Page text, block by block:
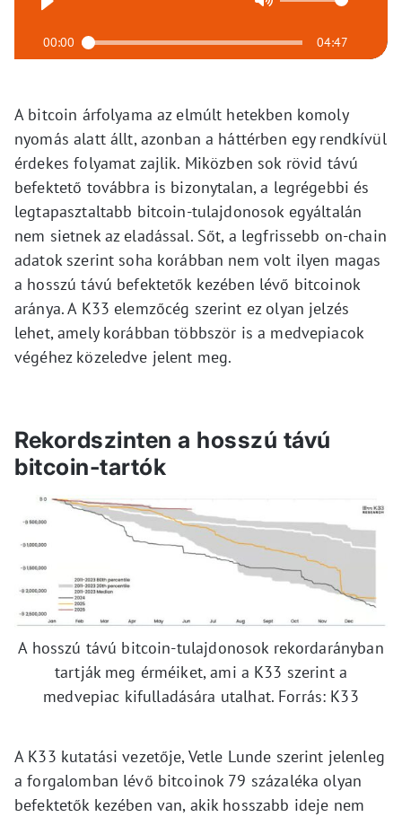
00:00 04:47
A bitcoin árfolyama az elmúlt hetekben komoly
nyomás alatt állt, azonban a háttérben egy rendkívül
érdekes folyamat zajlik. Miközben sok rövid távú
befektető továbbra is bizonytalan, a legrégebbi és
legtapasztaltabb bitcoin-tulajdonosok egyáltalán
nem sietnek az eladással. Sőt, a legfrissebb on-chain
adatok szerint soha korábban nem volt ilyen magas
a hosszú távú befektetők kezében lévő bitcoinok
aránya. A K33 elemzőcég szerint ez olyan jelzés
lehet, amely korábban többször is a medvepiacok
végéhez közeledve jelent meg.
Rekordszinten a hosszú távú
bitcoin-tartók
A hosszú távú bitcoin-tulajdonosok rekordarányban
tartják meg érméiket, ami a K33 szerint a
medvepiac kifulladására utalhat. Forrás: K33
A K33 kutatási vezetője, Vetle Lunde szerint jelenleg
a forgalomban lévő bitcoinok 79 százaléka olyan
befektetők kezében van, akik hosszabb ideje nem